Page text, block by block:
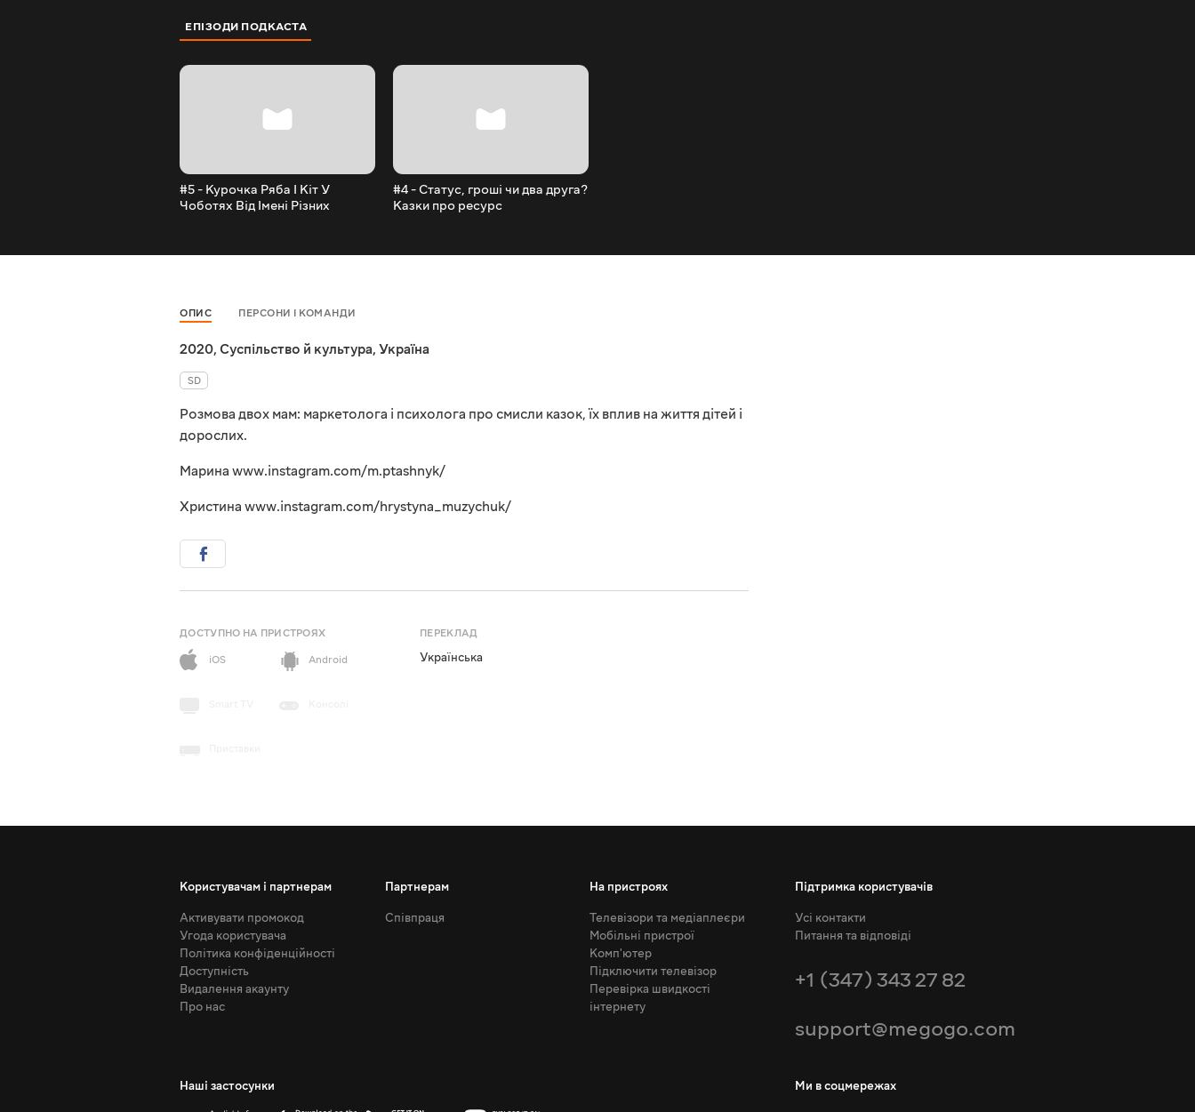
ЕПІЗОДИ ПОДКАСТА
#5 - Курочка Ряба І Кіт У
Чоботях Від Імені Різних
#4 - Статус, гроші чи два друга?
Казки про ресурс
ОПИС ПЕРСОНИ І КОМАНДИ
2020, Суспільство й культура, Україна
SD
Розмова двох мам: маркетолога і психолога про смисли казок, їх вплив на життя дітей і
дорослих.
Марина www.instagram.com/m.ptashnyk/
Христина www.instagram.com/hrystyna_muzychuk/
ДОСТУПНО НА ПРИСТРОЯХ
iOS
Android
ПЕРЕКЛАД
Українська
Користувачам і партнерам
Активувати промокод
Угода користувача
Політика конфіденційності
Доступність
Видалення акаунту
Про нас
Партнерам
Співпраця
На пристроях
Телевізори та медіаплеєри
Мобільні пристрої
Комп'ютер
Підключити телевізор
Перевірка швидкості
інтернету
Підтримка користувачів
Усі контакти
Питання та відповіді
+1 (347) 343 27 82
support@megogo.com
Наші застосунки Ми в соцмережах